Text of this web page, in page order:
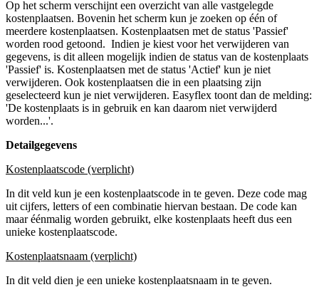
Op het scherm verschijnt een overzicht van alle vastgelegde
kostenplaatsen. Bovenin het scherm kun je zoeken op één of
meerdere kostenplaatsen. Kostenplaatsen met de status 'Passief'
worden rood getoond. Indien je kiest voor het verwijderen van
gegevens, is dit alleen mogelijk indien de status van de kostenplaats
'Passief' is. Kostenplaatsen met de status 'Actief' kun je niet
verwijderen. Ook kostenplaatsen die in een plaatsing zijn
geselecteerd kun je niet verwijderen. Easyflex toont dan de melding:
'De kostenplaats is in gebruik en kan daarom niet verwijderd
worden...'.
Detailgegevens
Kostenplaatscode (verplicht)
In dit veld kun je een kostenplaatscode in te geven. Deze code mag
uit cijfers, letters of een combinatie hiervan bestaan. De code kan
maar éénmalig worden gebruikt, elke kostenplaats heeft dus een
unieke kostenplaatscode.
Kostenplaatsnaam (verplicht)
In dit veld dien je een unieke kostenplaatsnaam in te geven.